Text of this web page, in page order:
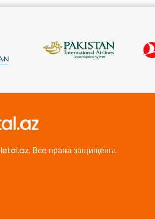
Все права защищены.